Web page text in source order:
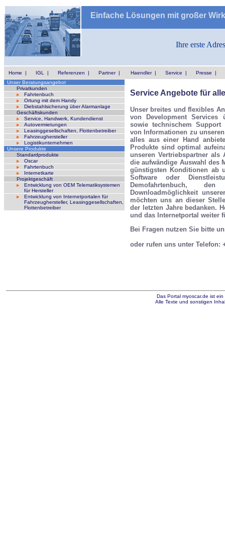
Einfache Lösungen mit großer
Ihre erste
Home | IGL | Referenzen | Partner| Haendler| Service | Presse |
Unser Beratungsangebot
Privatkunden
Fahrtenbuch
Ortung mit dem Handy
Diebstahlsicherung über Alarmanlage
Geschäftskunden
Service, Handwerk, Kundendienst
Autovermietungen
Leasinggesellschaften, Flottenbetreiber
Fahrzeughersteller
Logistikunternehmen
Unsere Produkte
Standardprodukte
Oscar
Fahrtenbuch
Internetkarte
Projektgeschäft
Entwicklung von OEM Telematiksystemen
für Hersteller
Entwicklung von Internetportalen für
Fahrzeughersteller, Leasinggesellschaften,
Flottenbetreiber
Service Angebote für
Unser breites und flexibles
von Development Services
sowie technischem
von Informationen zu
alles aus einer Hand
Produkte sind optimal
unseren Vertriebspartner als
die aufwändige Auswahl des
günstigsten Konditionen ab
Software oder
Demofahrtenbuch,
Downloadmöglichkeit
möchten uns an dieser
der letzten Jahre bedanken.
und das Internetportal weiter
Bei Fragen nutzen Sie bitte
oder rufen uns unter Telefon:
Das Portal myoscar.de ist
Alle Texte und sonstigen